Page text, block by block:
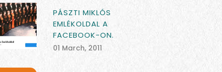
PÁSZTI MIKLÓS
EMLÉKOLDAL A
FACEBOOK-ON.
01 March, 2011